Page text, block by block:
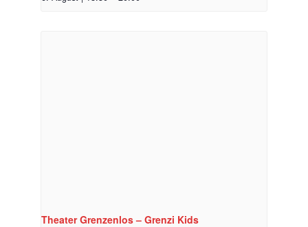
Theater Grenzenlos – Grenzi Kids